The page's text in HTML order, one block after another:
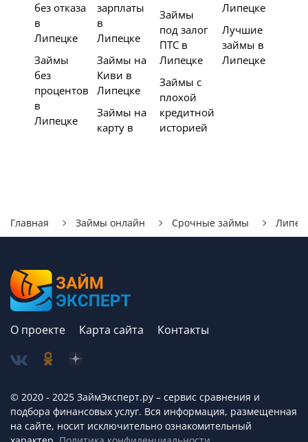
без отказа
в
Липецке
Займы
без
процентов
в
Липецке
зарплаты
в
Липецке
Займы на
Киви в
Липецке
Займы на
карту в
Займы
под залог
ПТС в
Липецке
Займы с
плохой
кредитной
историей
Липецке
Лучшие
займы в
Липецке
Главная Займы онлайн Срочные займы
О проекте Карта сайта Контакты
© 2020 - 2025 ЗаймЭксперт.ру – сервис cравнения и
подбора финансовых услуг. Вся информация, размещенная
на сайте, носит исключительно ознакомительный